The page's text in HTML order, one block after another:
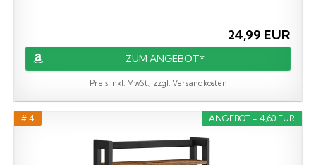
24,99 EUR
ZUM ANGEBOT*
Preis inkl. MwSt., zzgl. Versandkosten
ANGEBOT - 4,60 EUR
# 4